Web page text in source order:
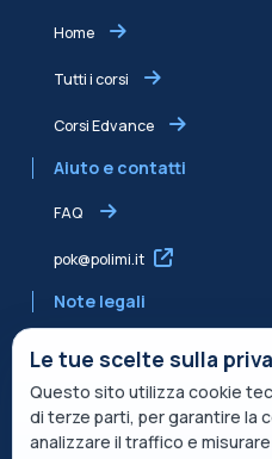
Home
Tutti i corsi
Corsi Edvance
Aiuto e contatti
FAQ
pok@polimi.it
Note legali
Informativa condivisa
Termini di servizio
Le tue scelte sulla
Questo sito utilizza cookie
di terze parti, per garantire la
analizzare il traffico e